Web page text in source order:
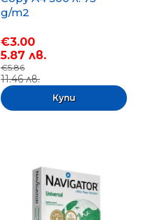
g/m2
€3.00
5.87 лв.
€5.86
11.46 лв.